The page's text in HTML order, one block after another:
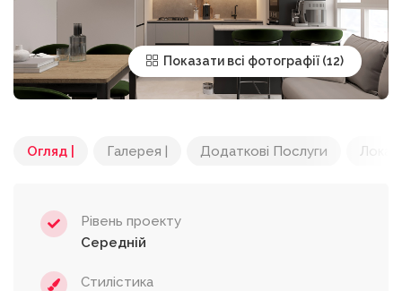
Показати всі фотографії
Огляд | Галерея | Додаткові Послуги
Рівень проекту
Середній
Стилістика